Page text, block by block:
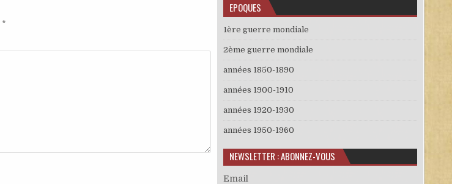
*
EPOQUES
1ère guerre mondiale
2ème guerre mondiale
années 1850-1890
années 1900-1910
années 1920-1930
années 1950-1960
NEWSLETTER : ABONNEZ-VOUS
Email